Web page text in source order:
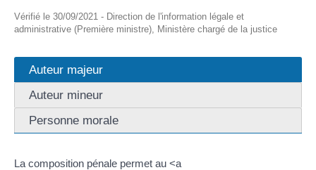
Vérifié le 30/09/2021 - Direction de l'information légale et
administrative (Première ministre), Ministère chargé de la justice
Auteur majeur
Auteur mineur
Personne morale
La composition pénale permet au <a